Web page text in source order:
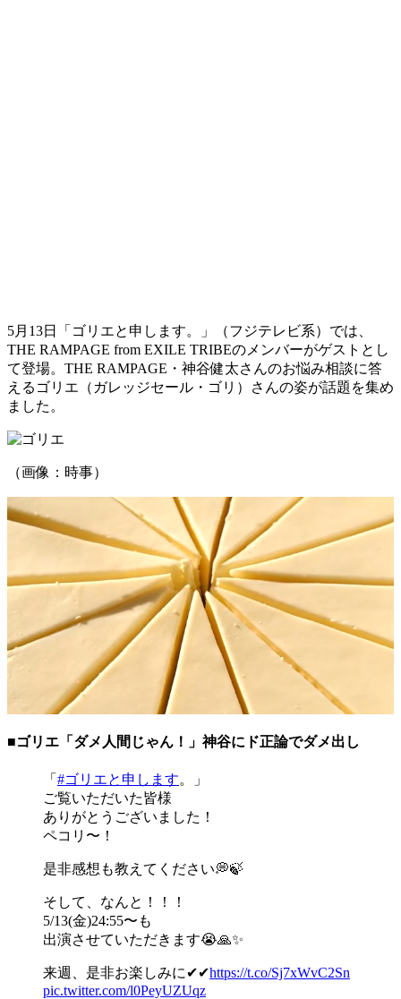
5月13日「ゴリエと申します。」（フジテレビ系）では、
THE RAMPAGE from EXILE TRIBEのメンバーがゲストとし
て登場。THE RAMPAGE・神谷健太さんのお悩み相談に答
えるゴリエ（ガレッジセール・ゴリ）さんの姿が話題を集め
ました。
（画像：時事）
■ゴリエ「ダメ人間じゃん！」神谷にド正論でダメ出し
「 #ゴリエと申します。」
ご覧いただいた皆様
ありがとうございました！
ペコリ〜！
是非感想も教えてください💭🍃
そして、なんと！！！
5/13(金)24:55〜も
出演させていただきます😭🙏✨
来週、是非お楽しみに✔︎✔︎https://t.co/Sj7xWvC2Sn
pic.twitter.com/l0PeyUZUqz